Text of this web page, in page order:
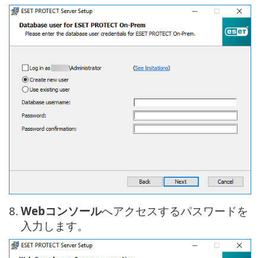
8. Webコンソールへアクセスするパスワードを
入力します。